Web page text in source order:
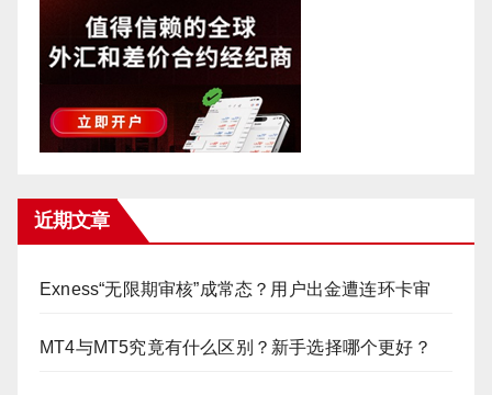
近期文章
Exness“无限期审核”成常态？用户出金遭连环卡审
MT4与MT5究竟有什么区别？新手选择哪个更好？